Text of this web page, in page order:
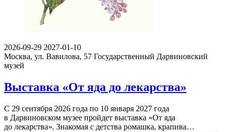
2026-09-29 2027-01-10
Москва, ул. Вавилова, 57 Государственный Дарвиновский
музей
Выставка «От яда до лекарства»
С 29 сентября 2026 года по 10 января 2027 года
в Дарвиновском музее пройдет выставка «От яда
до лекарства». Знакомая с детства ромашка, крапива…